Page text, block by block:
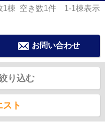
1棟 空き数1件 1-1棟表示
お問い合わせ
り込む
ト